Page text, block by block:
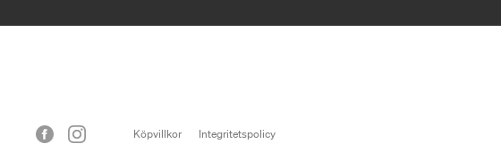
Köpvillkor Integritetspolicy